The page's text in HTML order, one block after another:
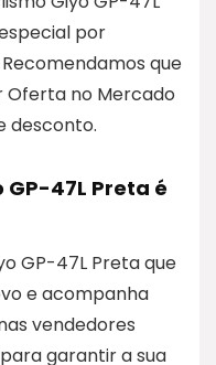
por
que
Oferta no Mercado
desconto.
GP-47L Preta é
GP-47L Preta que
e acompanha
vendedores
garantir a sua